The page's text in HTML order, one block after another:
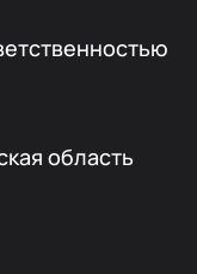
область